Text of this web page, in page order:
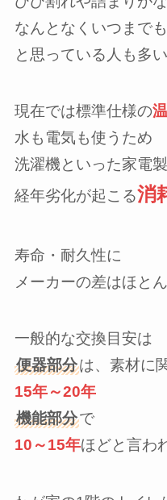
なんとなくいつまで
と思っている人も多
現在では標準仕様の
水も電気も使うため
洗濯機といった家電
経年劣化が起こる消
寿命・耐久性に
メーカーの差はほと
一般的な交換目安は
便器部分は、素材に
15年～20年
機能部分で
10～15年ほどと言わ